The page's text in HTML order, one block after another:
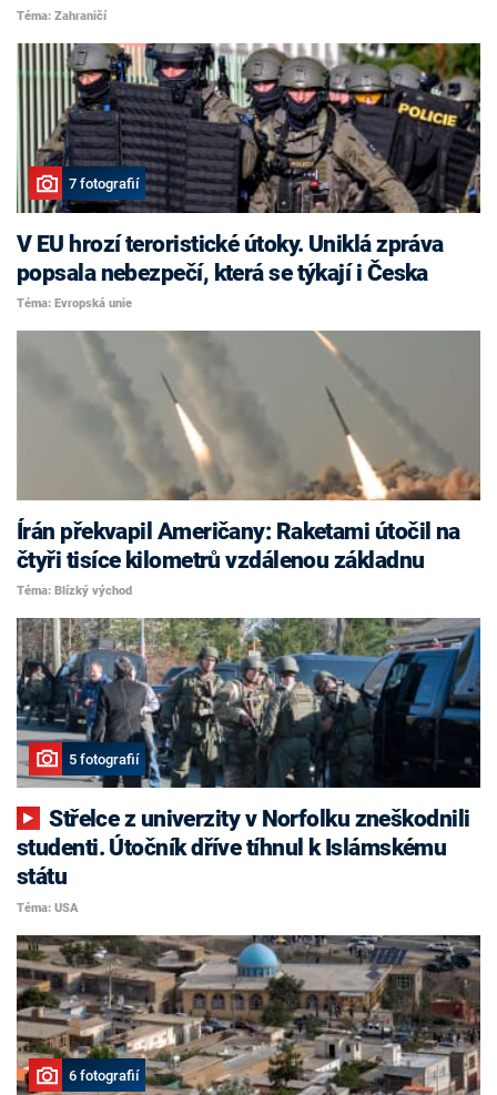
Téma: Zahraničí
7 fotografií
V EU hrozí teroristické útoky. Uniklá zpráva
popsala nebezpečí, která se týkají i Česka
Téma: Evropská unie
Írán překvapil Američany: Raketami útočil na
čtyři tisíce kilometrů vzdálenou základnu
Téma: Blízký východ
5 fotografií
Střelce z univerzity v Norfolku zneškodnili
studenti. Útočník dříve tíhnul k Islámskému
státu
Téma: USA
6 fotografií